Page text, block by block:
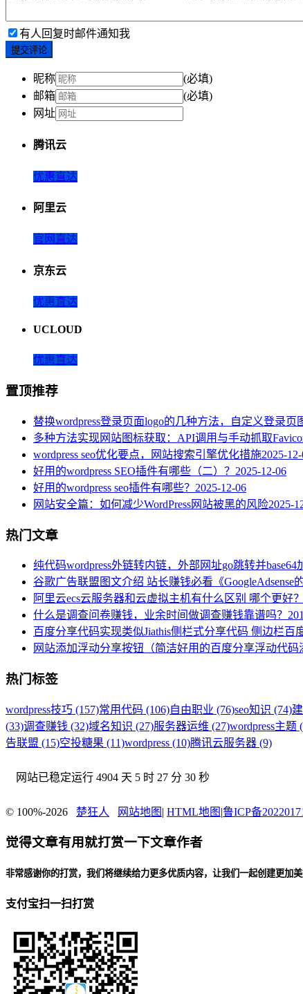
有人回复时邮件通知我
提交评论
昵称
(必填)
邮箱
(必填)
网址
腾讯云
优惠直达
阿里云
官网直达
京东云
优惠直达
UCLOUD
优惠直达
置顶推荐
替换wordpress登录页面logo的几种方法，自定义登录页
多种方法实现网站图标获取：API调用与手动抓取
wordpress seo优化要点，网站搜索引擎优化措施2025-
好用的wordpress SEO插件有哪些（二）？ 2025-12-06
好用的wordpress seo插件有哪些？ 2025-12-06
网站安全篇：如何减少WordPress网站被黑的风险2025-
热门文章
纯代码wordpress外链转内链，外部网址go跳转并base64
谷歌广告联盟图文介绍 站长赚钱必看《GoogleAdsense
阿里云ecs云服务器和云虚拟主机有什么区别 哪个更好？
什么是调查问卷赚钱，业余时间做调查赚钱靠谱吗？
百度分享代码实现类似Jiathis侧栏式分享代码 侧边栏百
网站添加浮动分享按钮（简洁好用的百度分享浮动代码
热门标签
wordpress技巧 (157)常用代码 (106)自由职业 (76)seo知识 (74)
(33)调查赚钱 (32)域名知识 (27)服务器运维 (27)wordpress主题
告联盟 (15)空投糖果 (11)wordpress (10)腾讯云服务器 (9)
网站已稳定运行 4904 天 5 时 27 分 31 秒
© 100%-2026 楚狂人 网站地图 | HTML地图 |鲁ICP备
觉得文章有用就打赏一下文章作者
非常感谢你的打赏，我们将继续给力更多优质内容，让我们一起创建更加美
支付宝扫一扫打赏